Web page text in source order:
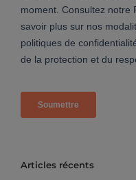
Articles récents